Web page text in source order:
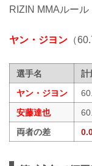
RIZIN MMAルール
ヤン・ジヨン （
選手名 計
ヤン・ジヨン
安藤達也
両者の差